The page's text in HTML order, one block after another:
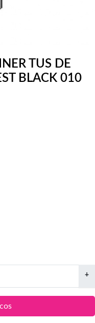
TUS DE
BLACK 010
+